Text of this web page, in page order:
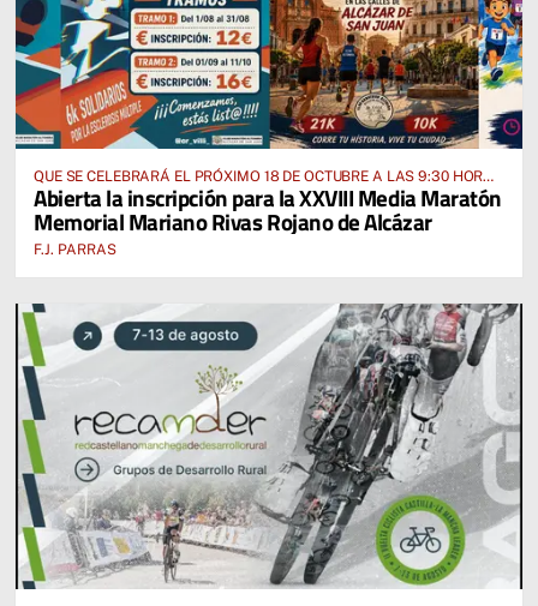
QUE SE CELEBRARÁ EL PRÓXIMO 18 DE OCTUBRE A LAS 9:30 HORAS
DESDE EL PABELLÓN VICENTE PANIAGUA
Abierta la inscripción para la XXVIII Media Maratón
Memorial Mariano Rivas Rojano de Alcázar
F.J. PARRAS